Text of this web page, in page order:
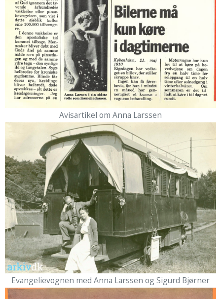
Avisartikel om Anna Larssen
Evangelievognen med Anna Larssen og Sigurd Bjørner